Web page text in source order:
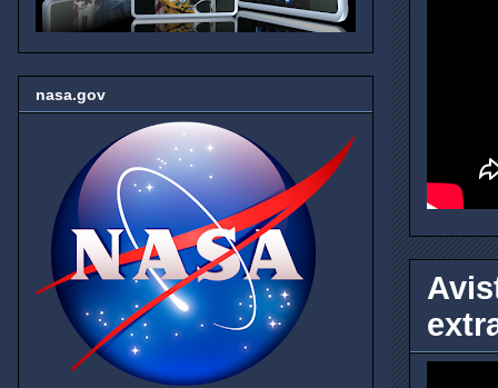
nasa.gov